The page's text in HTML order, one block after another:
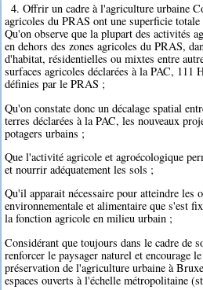
4. Offrir un cadre à l'agriculture urbaine
agricoles du PRAS ont une superficie totale
Qu'on observe que la plupart des activités
en dehors des zones agricoles du PRAS,
d'habitat, résidentielles ou mixtes entre
surfaces agricoles déclarées à la PAC, 111
définies par le PRAS ;
Qu'on constate donc un décalage spatial
terres déclarées à la PAC, les nouveaux
potagers urbains ;
Que l'activité agricole et agroécologique
et nourrir adéquatement les sols ;
Qu'il apparait nécessaire pour atteindre les
environnementale et alimentaire que s'est
la fonction agricole en milieu urbain ;
Considérant que toujours dans le cadre de
renforcer le paysager naturel et encourage
préservation de l'agriculture urbaine à
espaces ouverts à l'échelle métropolitaine